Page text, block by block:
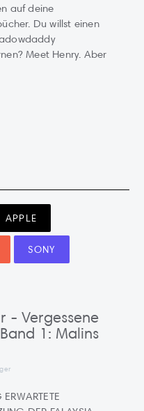
auf deine
Du willst einen
Meet Henry. Aber
APPLE
SONY
- Vergessene
1: Malins